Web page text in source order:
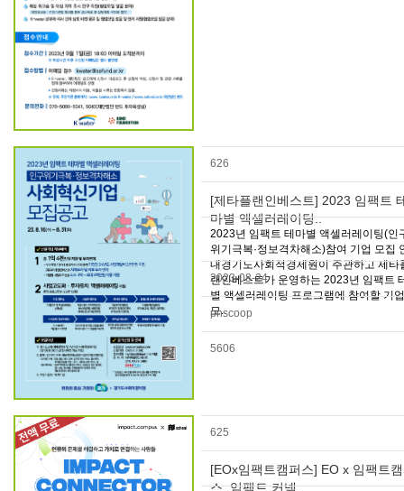
626
[제타플랜인베스트] 2023 임팩트
마별 액셀러레이팅..
2023년 임팩트 테마별 액셀러레이팅(인
위기극복·정보격차해소)참여 기업 모집
내경기도사회적경제원이 주관하고 제타
랜인베스트가 운영하는 2023년 임팩트
별 액셀러레이팅 프로그램에 참여할 기
모..
2023-08-24
pnscoop
5606
625
[EOx임팩트캠퍼스] EO x 임팩트
스, 임팩트 커넥..